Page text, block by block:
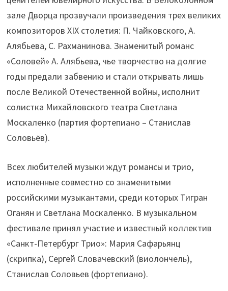
зале Дворца прозвучали произведения трех великих
композиторов XIX столетия: П. Чайковского, А.
Алябьева, С. Рахманинова. Знаменитый романс
«Соловей» А. Алябьева, чье творчество на долгие
годы предали забвению и стали открывать лишь
после Великой Отечественной войны, исполнит
солистка Михайловского театра Светлана
Москаленко (партия фортепиано – Станислав
Соловьёв).
Всех любителей музыки ждут романсы и трио,
исполненные совместно со знаменитыми
российскими музыкантами, среди которых Тигран
Оганян и Светлана Москаленко. В музыкальном
фестивале принял участие и известный коллектив
«Санкт-Петербург Трио»: Мария Сафарьянц
(скрипка), Сергей Словачевский (виолончель),
Станислав Соловьев (фортепиано).